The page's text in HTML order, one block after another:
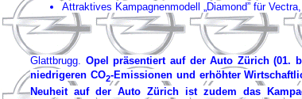
Attraktives Kampagnenmodell „Diamond” für
Glattbrugg. Opel präsentiert auf der Auto Zürich (01.
niedrigeren CO2-Emissionen und erhöhter
Neuheit auf der Auto Zürich ist zudem das